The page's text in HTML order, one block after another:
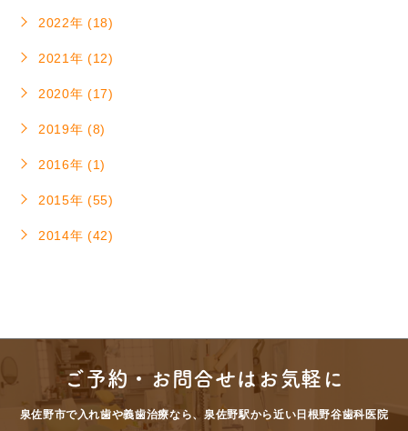
2022年 (18)
2021年 (12)
2020年 (17)
2019年 (8)
2016年 (1)
2015年 (55)
2014年 (42)
ご予約・お問合せはお気軽に
泉佐野市で入れ歯や義歯治療なら、泉佐野駅から近い日根野谷歯科医院